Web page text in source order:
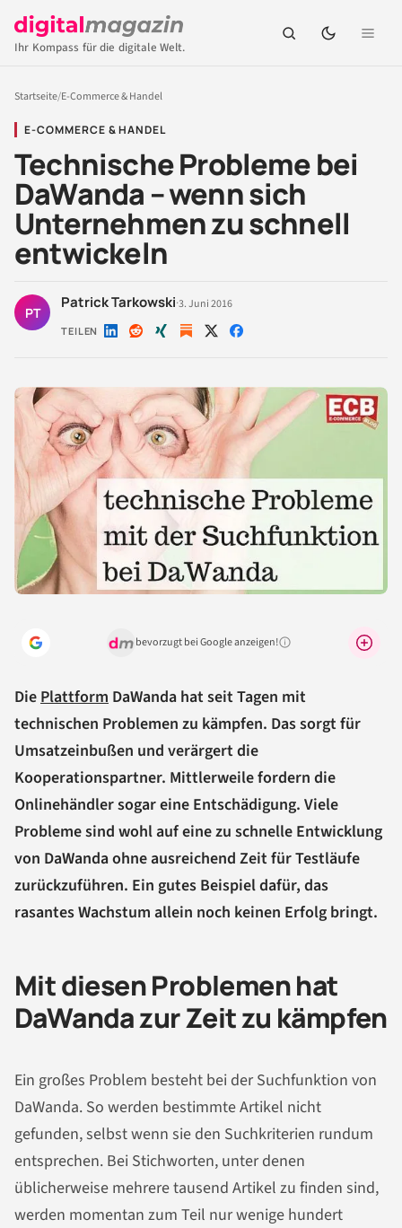
Ihr Kompass für die digitale Welt.
Startseite/E-Commerce & Handel
E-COMMERCE & HANDEL
Technische Probleme bei
DaWanda – wenn sich
Unternehmen zu schnell
entwickeln
PT
Patrick Tarkowski·3. Juni 2016
TEILEN Auf Auf Auf Auf Auf
bevorzugt bei Google anzeigen!Warum lohnt sich das?
Die Plattform DaWanda hat seit Tagen mit
technischen Problemen zu kämpfen. Das sorgt für
Umsatzeinbußen und verärgert die
Kooperationspartner. Mittlerweile fordern die
Onlinehändler sogar eine Entschädigung. Viele
Probleme sind wohl auf eine zu schnelle Entwicklung
von DaWanda ohne ausreichend Zeit für Testläufe
zurückzuführen. Ein gutes Beispiel dafür, das
rasantes Wachstum allein noch keinen Erfolg bringt.
Mit diesen Problemen hat
DaWanda zur Zeit zu kämpfen
Ein großes Problem besteht bei der Suchfunktion von
DaWanda. So werden bestimmte Artikel nicht
gefunden, selbst wenn sie den Suchkriterien rundum
entsprechen. Bei Stichworten, unter denen
üblicherweise mehrere tausend Artikel zu finden sind,
werden momentan zum Teil nur wenige hundert